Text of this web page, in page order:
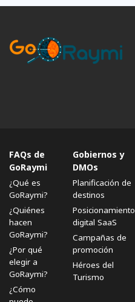
FAQs de
GoRaymi
¿Qué es
GoRaymi?
¿Quiénes
hacen
GoRaymi?
¿Por qué
elegir a
GoRaymi?
¿Cómo
Gobiernos y
DMOs
Planificación de
destinos
Posicionamiento
digital SaaS
Campañas de
promoción
Héroes del
Turismo